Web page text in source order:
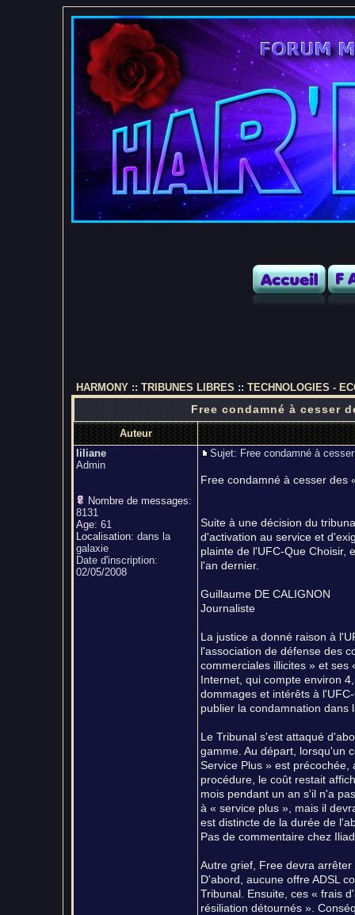
HARMONY :: TRIBUNES LIBRES :: TECHNOLOGIES -
Free condamné à cesser
Auteur
liliane
Admin
Nombre de messages:
8131
Age: 61
Localisation: dans la
galaxie
Date d'inscription:
02/05/2008
Sujet: Free condamné à
Free condamné à cesser des
Suite à une décision du
d'activation au service et
plainte de l'UFC-Que Choisir,
l'an dernier.
Guillaume DE CALIGNON
Journaliste
La justice a donné raison à
l'association de défense des
commerciales illicites » et
Internet, qui compte environ
dommages et intérêts à
publier la condamnation dans
Le Tribunal s'est attaqué
gamme. Au départ, lorsqu'un
Service Plus » est
procédure, le coût restait
mois pendant un an s'il n'a
à « service plus », mais il
est distincte de la durée de
Pas de commentaire chez Iliad
Autre grief, Free devra
D'abord, aucune offre ADSL
Tribunal. Ensuite, ces « frais
résiliation détournés ».